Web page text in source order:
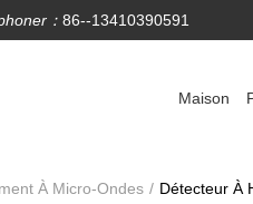
： 86--13410390591
Maison
À Micro-Ondes / Détecteur À